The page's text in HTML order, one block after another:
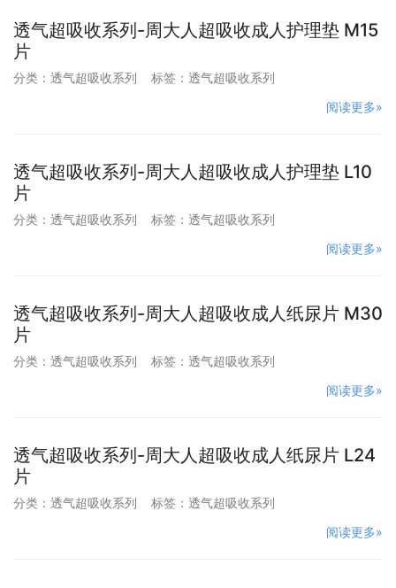
透气超吸收系列-周大人超吸收成人护理垫 M15
片
分类： 透气超吸收系列 标签： 透气超吸收系列
阅读更多»
透气超吸收系列-周大人超吸收成人护理垫 L10
片
分类： 透气超吸收系列 标签： 透气超吸收系列
阅读更多»
透气超吸收系列-周大人超吸收成人纸尿片 M30
片
分类： 透气超吸收系列 标签： 透气超吸收系列
阅读更多»
透气超吸收系列-周大人超吸收成人纸尿片 L24
片
分类： 透气超吸收系列 标签： 透气超吸收系列
阅读更多»